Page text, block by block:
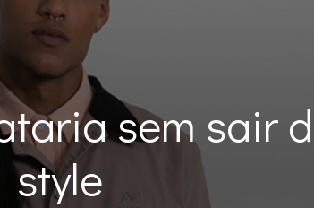
sem sair
style